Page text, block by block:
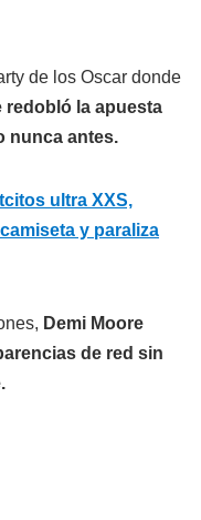
de los Oscar donde
redobló la apuesta
nunca antes.
ultra XXS,
y paraliza
Demi Moore
de red sin